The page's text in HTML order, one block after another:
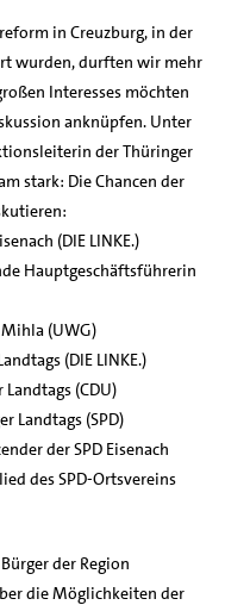
in Creuzburg, in der
wurden, durften wir mehr
Interesses möchten
anknüpfen. Unter
der Thüringer
stark: Die Chancen der
(DIE LINKE.)
Hauptgeschäftsführerin
(UWG)
(DIE LINKE.)
(CDU)
Landtags (SPD)
der SPD Eisenach
des SPD-Ortsvereins
der Region
die Möglichkeiten der